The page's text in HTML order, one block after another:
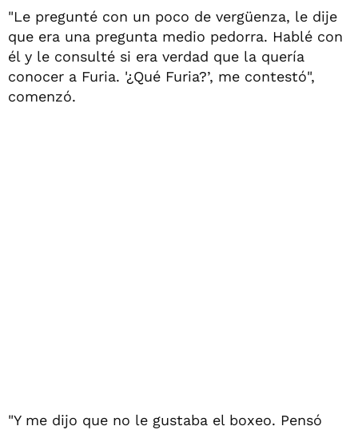
"Le pregunté con un poco de vergüenza, le dije
que era una pregunta medio pedorra. Hablé con
él y le consulté si era verdad que la quería
conocer a Furia. '¿Qué Furia?’, me contestó",
comenzó.
"Y me dijo que no le gustaba el boxeo. Pensó